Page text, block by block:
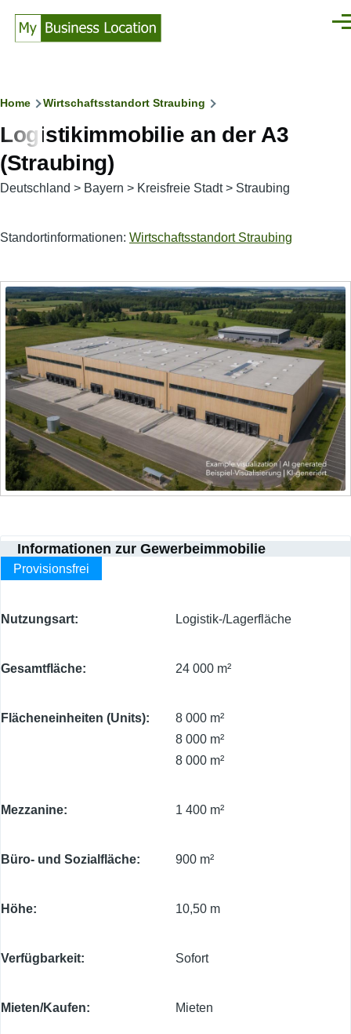
Pfadnavigation
Home Wirtschaftsstandort Straubing
Logistikimmobilie an der A3
(Straubing)
Deutschland > Bayern > Kreisfreie Stadt> Straubing
Standortinformationen: Wirtschaftsstandort Straubing
Informationen zur Gewerbeimmobilie
Provisionsfrei
Nutzungsart Logistik-/Lagerfläche
Gesamtfläche 24 000 m²
Flächeneinheiten (Units)
8 000 m²
8 000 m²
8 000 m²
Mezzanine 1 400 m²
Büro- und Sozialfläche 900 m²
Höhe 10,50 m
Verfügbarkeit Sofort
Mieten/Kaufen Mieten